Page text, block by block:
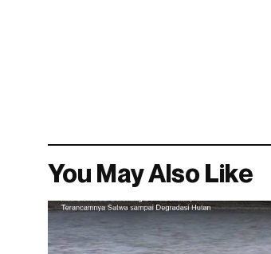
You May Also Like